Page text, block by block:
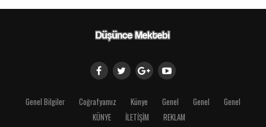
Genel Bilgiler Coğrafyamız Künye Genel Genel
Genel
KÜNYE
İLETİŞİM REKLAM